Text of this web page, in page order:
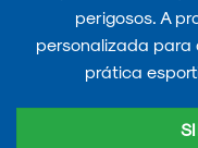
perigosos. A
personalizada para
prática